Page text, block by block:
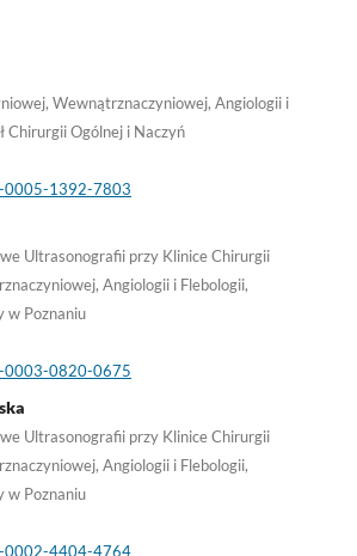
Wewnątrznaczyniowej, Angiologii i
Chirurgii Ogólnej i Naczyń
0005-1392-7803
Ultrasonografii przy Klinice Chirurgii
Angiologii i Flebologii,
w Poznaniu
0003-0820-0675
Ultrasonografii przy Klinice Chirurgii
Angiologii i Flebologii,
w Poznaniu
0002-4404-4764